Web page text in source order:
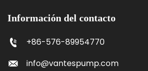
Información del contacto
+86-576-89954770
info@vantespump.com